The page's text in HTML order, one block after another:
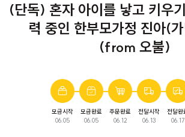
(단독) 혼자 아이를 낳고 키우
력 중인 한부모가정 진아(
(from 오불)
모금시작
06.05
모금완료
06.05
주문완료
06.12
전달시작
06.13
전달완
06.17
완료된 모금입니다. 다음 모금에